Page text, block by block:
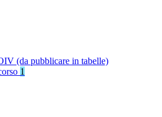
(da pubblicare in tabelle)
1